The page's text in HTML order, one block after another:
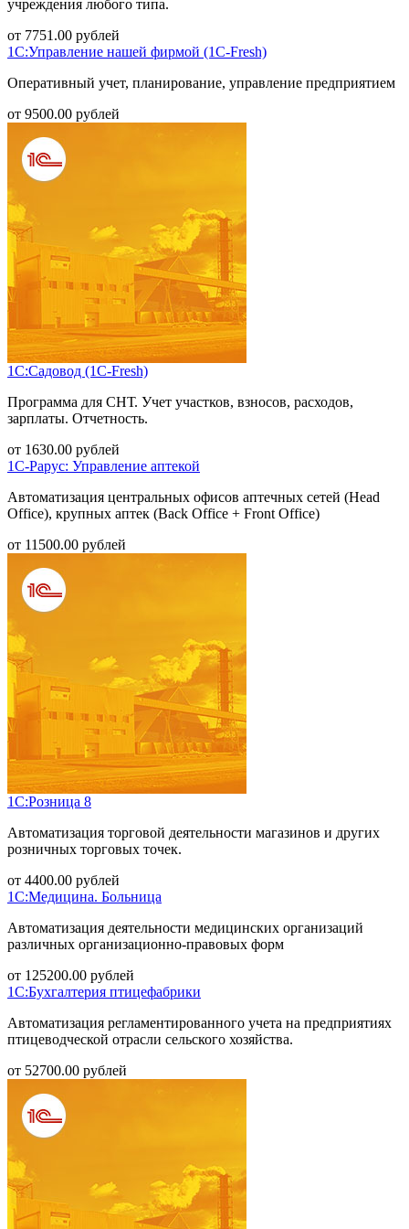
учреждения любого типа.
от 7751.00 рублей
1С:Управление нашей фирмой (1С-Fresh)
Оперативный учет, планирование, управление предприятием
от 9500.00 рублей
1С:Садовод (1С-Fresh)
Программа для СНТ. Учет участков, взносов, расходов,
зарплаты. Отчетность.
от 1630.00 рублей
1С-Рарус: Управление аптекой
Автоматизация центральных офисов аптечных сетей (Head
Office), крупных аптек (Back Office + Front Office)
от 11500.00 рублей
1С:Розница 8
Автоматизация торговой деятельности магазинов и других
розничных торговых точек.
от 4400.00 рублей
1С:Медицина. Больница
Автоматизация деятельности медицинских организаций
различных организационно-правовых форм
от 125200.00 рублей
1С:Бухгалтерия птицефабрики
Автоматизация регламентированного учета на предприятиях
птицеводческой отрасли сельского хозяйства.
от 52700.00 рублей